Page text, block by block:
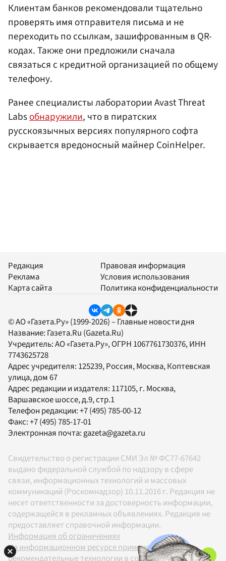
Клиентам банков рекомендовали тщательно
проверять имя отправителя письма и не
переходить по ссылкам, зашифрованным в QR-
кодах. Также они предложили сначала
связаться с кредитной организацией по общему
телефону.
Ранее специалисты лаборатории Avast Threat
Labsобнаружили, что в пиратских
русскоязычных версиях популярного софта
скрывается вредоносный майнер CoinHelper.
Редакция
Реклама
Карта сайта
Правовая информация
Условия использования
Политика конфиденциальности
© АО «Газета.Ру» (1999-2026) – Главные новости дня
Название: Газета.Ru (Gazeta.Ru)
Учредитель:АО «Газета.Ру», ОГРН 1067761730376, ИНН
7743625728
Адрес учредителя: 125239, Россия, Москва, Коптевская
улица, дом 67
Адрес редакции и издателя: 117105, г. Москва,
Варшавское шоссе, д.9, стр.1
Телефон редакции:+7 (495) 785-00-12
Факс:+7 (495) 785-17-01
Электронная почта: gazeta@gazeta.ru
Свидетельство о регистрации СМИ Эл № ФС77-67642
выдано федеральной службой по надзору в сфере
связи, информационных технологий и массовых
коммуникаций (Роскомнадзор) 10.11.2016 г. Редакция не
несет ответственности за достоверность информации,
содержащейся в рекламных объявлениях. Редакция не
предоставляет справочной информации.
Информация об ограничениях
На информационном ресурсе применяются